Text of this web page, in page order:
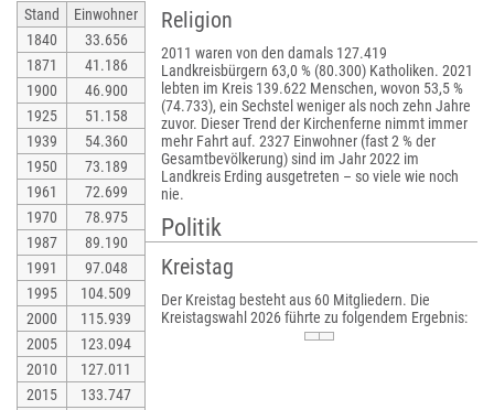
Stand
Einwohner
1840
33.656
1871
41.186
1900
46.900
1925
51.158
1939
54.360
1950
73.189
1961
72.699
1970
78.975
1987
89.190
1991
97.048
1995
104.509
2000
115.939
2005
123.094
2010
127.011
2015
133.747
Religion
2011 waren von den damals 127.419
Landkreisbürgern 63,0 % (80.300) Katholiken. 2021
lebten im Kreis 139.622 Menschen, wovon 53,5 %
(74.733), ein Sechstel weniger als noch zehn Jahre
zuvor. Dieser Trend der Kirchenferne nimmt immer
mehr Fahrt auf. 2327 Einwohner (fast 2 % der
Gesamtbevölkerung) sind im Jahr 2022 im
Landkreis Erding ausgetreten – so viele wie noch
nie.
Politik
Kreistag
Der Kreistag besteht aus 60 Mitgliedern. Die
Kreistagswahl 2026 führte zu folgendem Ergebnis: